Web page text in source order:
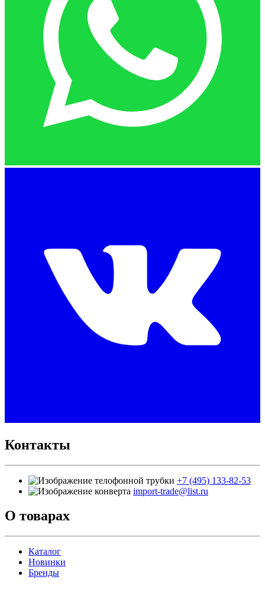
Контакты
+7 (495) 133-82-53
import-trade@list.ru
О товарах
Каталог
Новинки
Бренды